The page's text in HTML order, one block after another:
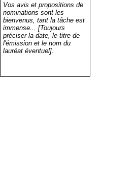
Vos avis et propositions de
nominations sont les
bienvenus, tant la tâche est
immense... [Toujours
préciser la date, le titre de
l'émission et le nom du
lauréat éventuel].